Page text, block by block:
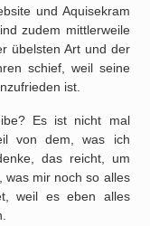
und Aquisekram
zudem mittlerweile
übelsten Art und der
schief, weil seine
ist.
Es ist nicht mal
von dem, was ich
das reicht, um
was mir noch so alles
weil es eben alles